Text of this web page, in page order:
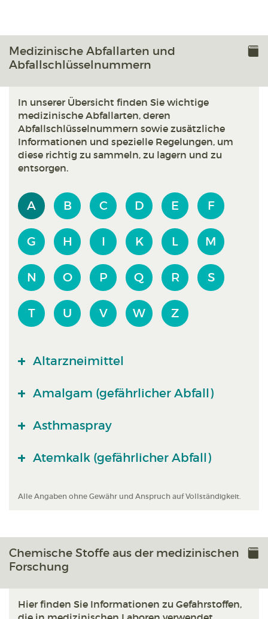
Medizinische Abfallarten und
Abfallschlüsselnummern
In unserer Übersicht finden Sie wichtige
medizinische Abfallarten, deren
Abfallschlüsselnummern sowie zusätzliche
Informationen und spezielle Regelungen, um
diese richtig zu sammeln, zu lagern und zu
entsorgen.
A B C D E F
G H I K L M
N O P Q R S
T U V W Z
Altarzneimittel
Amalgam (gefährlicher Abfall)
Asthmaspray
Atemkalk (gefährlicher Abfall)
Alle Angaben ohne Gewähr und Anspruch auf Vollständigkeit.
Chemische Stoffe aus der medizinischen
Forschung
Hier finden Sie Informationen zu Gefahrstoffen,